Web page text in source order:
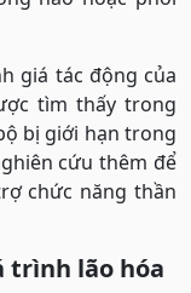
giá tác động của
tìm thấy trong
bị giới hạn trong
cứu thêm để
chức năng thần
trình lão hóa